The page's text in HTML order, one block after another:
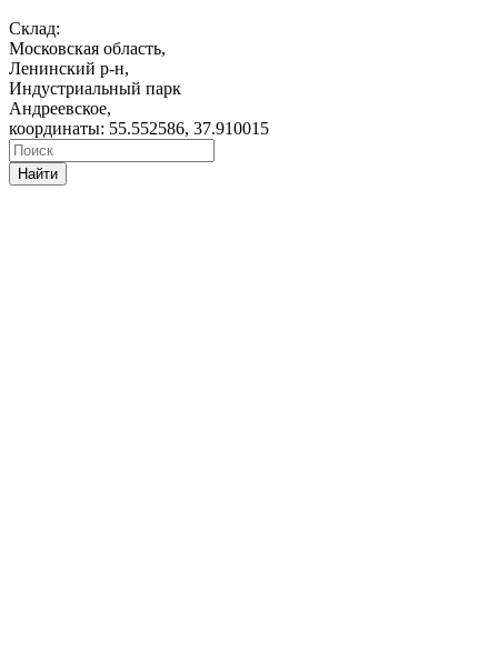
Склад:
Московская область,
Ленинский р-н,
Индустриальный парк
Андреевское,
координаты: 55.552586, 37.910015
Найти